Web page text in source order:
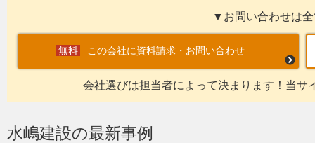
▼お問い合わせは
この会社に資料請求・お問い合わせ
会社選びは担当者によって決まります！当サ
水嶋建設の最新事例